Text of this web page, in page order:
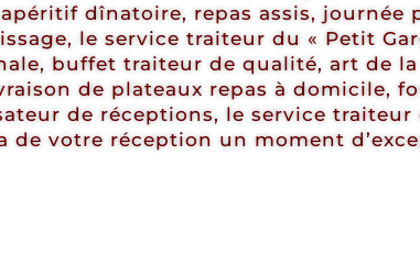
dînatoire, repas assis, journée
le service traiteur du « Petit
buffet traiteur de qualité, art de
de plateaux repas à domicile,
de réceptions, le service
de votre réception un moment